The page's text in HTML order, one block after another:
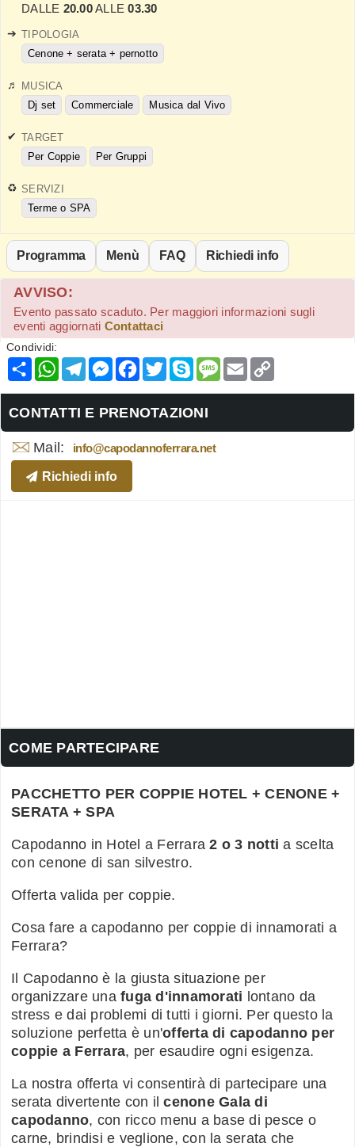
DALLE 20.00ALLE03.30
TIPOLOGIA
Cenone + serata + pernotto
MUSICA
Dj set
Commerciale Musica dal Vivo
TARGET
Per Coppie
Per Gruppi
SERVIZI
Terme o SPA
Programma Menù FAQ Richiedi info
AVVISO:
Evento passato scaduto. Per maggiori informazioni sugli
eventi aggiornati Contattaci
Condividi:
Condividi
WhatsApp
Telegram
Messenger
Facebook
TwitterSkypeMessage
Email
CONTATTI E PRENOTAZIONI
Mail: info@capodannoferrara.net
Richiedi info
COME PARTECIPARE
PACCHETTO PER COPPIE HOTEL + CENONE +
SERATA + SPA
Capodanno in Hotel a Ferrara2 o 3 notti a scelta
con cenone di san silvestro.
Offerta valida per coppie.
Cosa fare a capodanno per coppie di innamorati a
Ferrara?
Il Capodanno è la giusta situazione per
organizzare una fuga d'innamorati lontano da
stress e dai problemi di tutti i giorni. Per questo la
soluzione perfetta è un'offerta di capodanno per
coppie a Ferrara, per esaudire ogni esigenza.
La nostra offerta vi consentirà di partecipare una
serata divertente con ilcenone Gala di
capodanno, con ricco menu a base di pesce o
carne, brindisi e veglione, con la serata che